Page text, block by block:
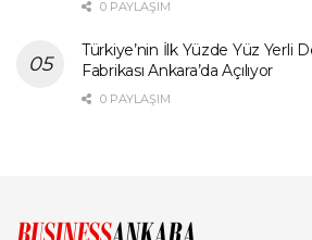
0 PAYLAŞIM
Türkiye’nin İlk Yüzde Yüz Yerli
Fabrikası Ankara’da Açılıyor
0 PAYLAŞIM